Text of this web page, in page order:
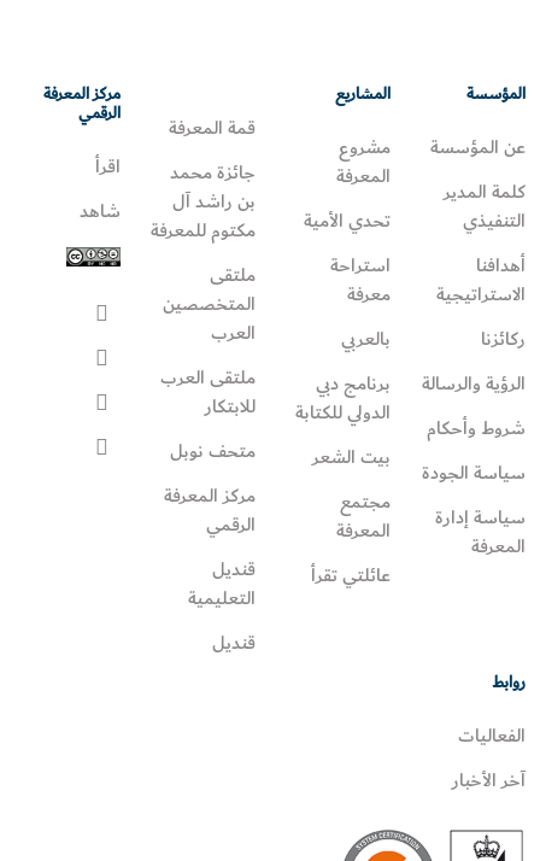
المؤسسة
عن المؤسسة
كلمة المدير
التنفيذي
أهدافنا
الاستراتيجية
ركائزنا
الرؤية والرسالة
شروط وأحكام
سياسة الجودة
سياسة إدارة
المعرفة
المشاريع
مشروع
المعرفة
تحدي الأمية
استراحة
معرفة
بالعربي
برنامج دبي
الدولي للكتابة
بيت الشعر
مجتمع
المعرفة
عائلتي تقرأ‎
قمة المعرفة
جائزة محمد
بن راشد آل
مكتوم للمعرفة
ملتقى
المتخصصين
العرب
ملتقى العرب
للابتكار
متحف نوبل
مركز المعرفة
الرقمي
قنديل
التعليمية
قنديل
مركز المعرفة
الرقمي
اقرأ
شاهد
روابط
الفعاليات
آخر الأخبار